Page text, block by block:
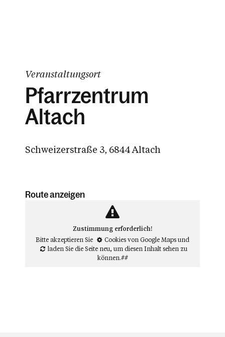
Veranstaltungsort
Pfarrzentrum
Altach
Schweizerstraße 3, 6844 Altach
Route anzeigen
Zustimmung erforderlich!
Bitte akzeptieren Sie
Cookies von Google Mapsund
laden Sie die Seite neu, um diesen Inhalt sehen zu
können.##